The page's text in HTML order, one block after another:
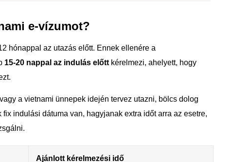
e-vízumot?
hónappal az utazás előtt. Ennek ellenére a
15-20 nappal az indulás előtt kérelmezi, ahelyett, hogy
a vietnami ünnepek idején tervez utazni, bölcs dolog
indulási dátuma van, hagyjanak extra időt arra az esetre,
Ajánlott kérelmezési idő